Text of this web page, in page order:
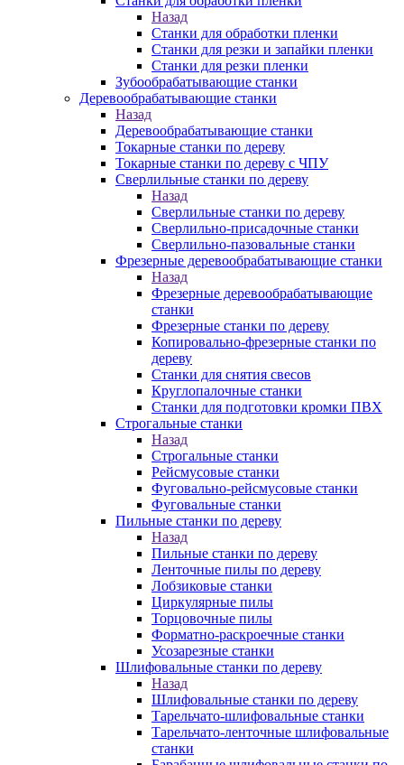
Назад
Станки для обработки пленки
Станки для резки и запайки пленки
Станки для резки пленки
Зубообрабатывающие станки
Деревообрабатывающие станки
Назад
Деревообрабатывающие станки
Токарные станки по дереву
Токарные станки по дереву с ЧПУ
Сверлильные станки по дереву
Назад
Сверлильные станки по дереву
Сверлильно-присадочные станки
Сверлильно-пазовальные станки
Фрезерные деревообрабатывающие станки
Назад
Фрезерные деревообрабатывающие
станки
Фрезерные станки по дереву
Копировально-фрезерные станки по
дереву
Станки для снятия свесов
Круглопалочные станки
Станки для подготовки кромки ПВХ
Строгальные станки
Назад
Строгальные станки
Рейсмусовые станки
Фуговально-рейсмусовые станки
Фуговальные станки
Пильные станки по дереву
Назад
Пильные станки по дереву
Ленточные пилы по дереву
Лобзиковые станки
Циркулярные пилы
Торцовочные пилы
Форматно-раскроечные станки
Усозарезные станки
Шлифовальные станки по дереву
Назад
Шлифовальные станки по дереву
Тарельчато-шлифовальные станки
Тарельчато-ленточные шлифовальные
станки